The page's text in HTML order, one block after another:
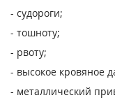
- судороги;
- тошноту;
- рвоту;
- высокое кровяное
- металлический